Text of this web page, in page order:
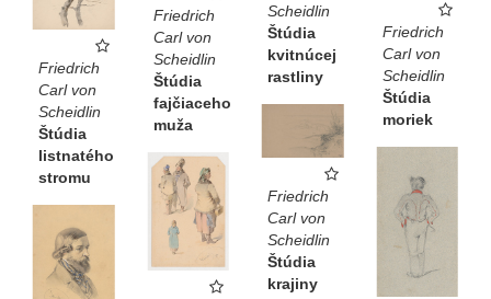
Scheidlin
Štúdia
kvitnúcej
rastliny
Friedrich
Carl von
Scheidlin
Štúdia
fajčiaceho
muža
Friedrich
Carl von
Scheidlin
Štúdia
listnatého
stromu
Friedrich
Carl von
Scheidlin
Štúdia
moriek
Friedrich
Carl von
Scheidlin
Štúdia
krajiny